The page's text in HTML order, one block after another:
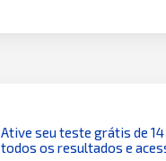
Ative seu teste grátis de
todos os resultados e